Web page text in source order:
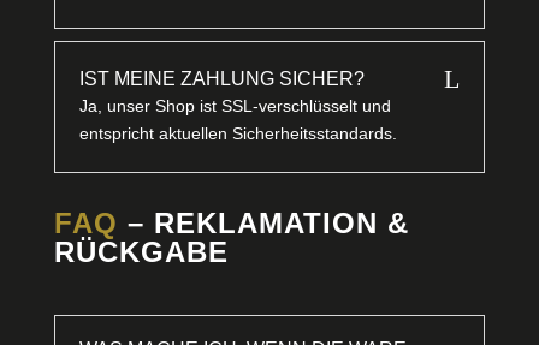
IST MEINE ZAHLUNG SICHER? L
Ja, unser Shop ist SSL-verschlüsselt und
entspricht aktuellen Sicherheitsstandards.
FAQ – REKLAMATION &
RÜCKGABE